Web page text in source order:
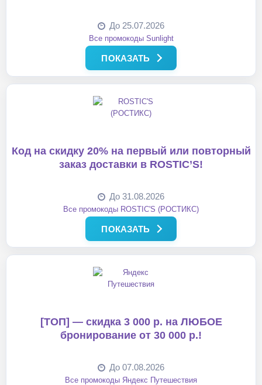
До 25.07.2026
Все промокоды Sunlight
ПОКАЗАТЬ
Код на скидку 20% на первый или повторный
заказ доставки в ROSTIC’S!
До 31.08.2026
Все промокоды ROSTIC'S (РОСТИКС)
ПОКАЗАТЬ
[ТОП] — скидка 3 000 р. на ЛЮБОЕ
бронирование от 30 000 р.!
До 07.08.2026
Все промокоды Яндекс Путешествия